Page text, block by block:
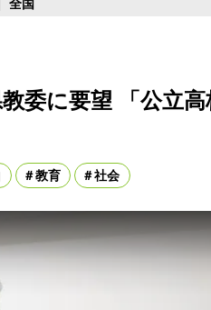
全国
委に要望 「公立
教育 社会